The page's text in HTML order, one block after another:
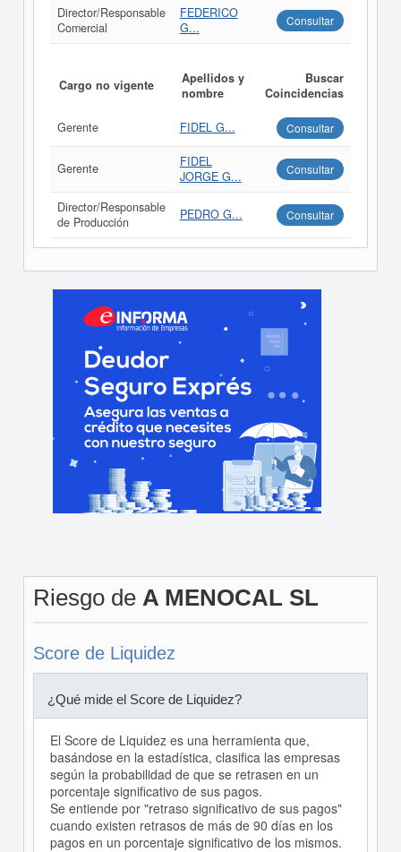
Director/Responsable
Comercial
FEDERICO
G...
Consultar
Cargo no vigente
Apellidos y
nombre
Buscar
Coincidencias
Gerente FIDEL G... Consultar
Gerente
FIDEL
JORGE G...
Consultar
Director/Responsable
de Producción
PEDRO G... Consultar
Riesgo de A MENOCAL SL
Score de Liquidez
¿Qué mide el Score de Liquidez?
El Score de Liquidez es una herramienta que,
basándose en la estadística, clasifica las empresas
según la probabilidad de que se retrasen en un
porcentaje significativo de sus pagos.
Se entiende por "retraso significativo de sus pagos"
cuando existen retrasos de más de 90 días en los
pagos en un porcentaje significativo de los mismos.